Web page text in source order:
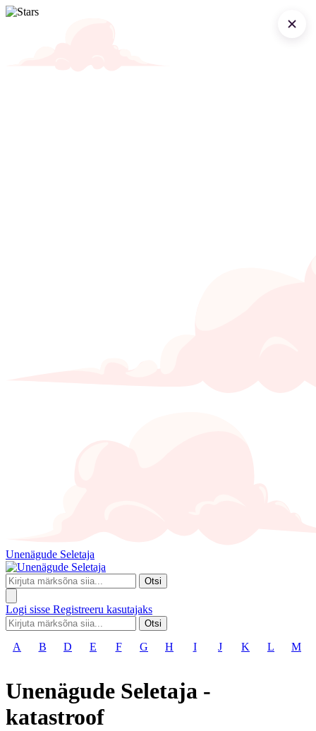
Unenägude Seletaja
Otsi
Logi sisse Registreeru kasutajaks
Otsi
A B D E F G H I J K L M
Unenägude Seletaja -
katastroof